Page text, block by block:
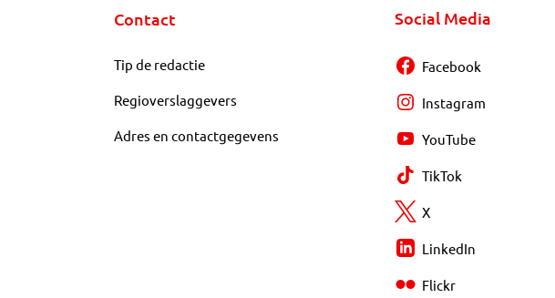
Contact
Tip de redactie
Regioverslaggevers
Adres en contactgegevens
Social Media
Facebook
Instagram
YouTube
TikTok
X
LinkedIn
Flickr